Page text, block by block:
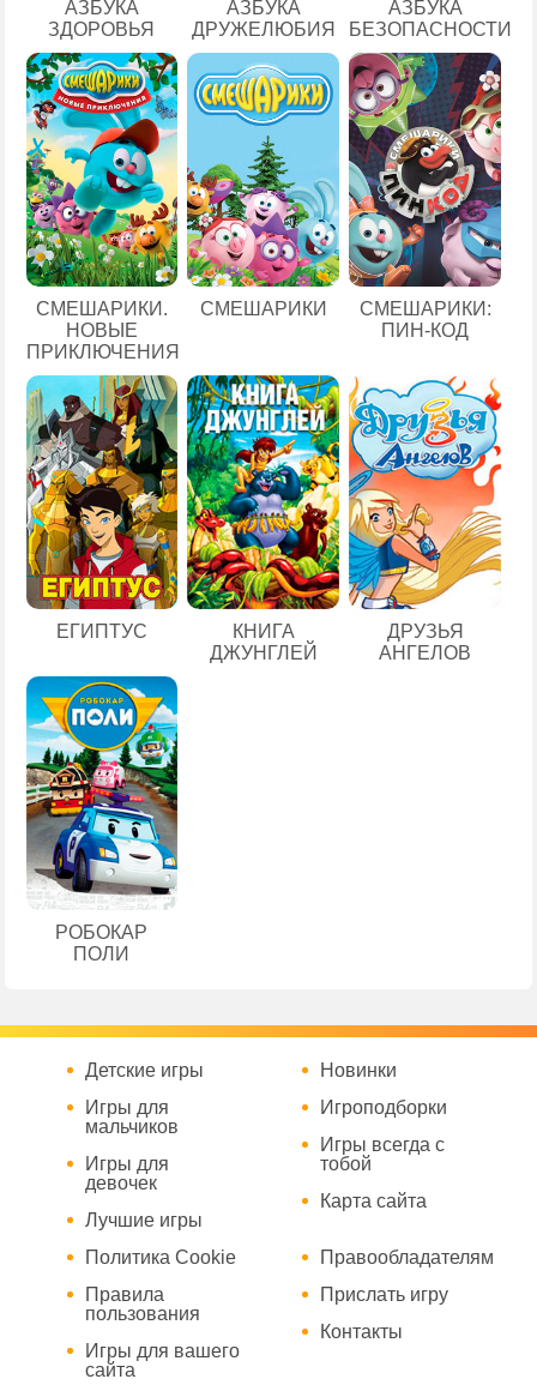
АЗБУКА
ЗДОРОВЬЯ
АЗБУКА
ДРУЖЕЛЮБИЯ
АЗБУКА
БЕЗОПАСНОСТИ
СМЕШАРИКИ.
НОВЫЕ
ПРИКЛЮЧЕНИЯ
СМЕШАРИКИ
СМЕШАРИКИ:
ПИН-КОД
ЕГИПТУС
КНИГА
ДЖУНГЛЕЙ
ДРУЗЬЯ
АНГЕЛОВ
РОБОКАР
ПОЛИ
Детские игры
Игры для
мальчиков
Игры для
девочек
Лучшие игры
Новинки
Игроподборки
Игры всегда с
тобой
Карта сайта
Политика Cookie
Правила
пользования
Игры для вашего
сайта
Правообладателям
Прислать игру
Контакты